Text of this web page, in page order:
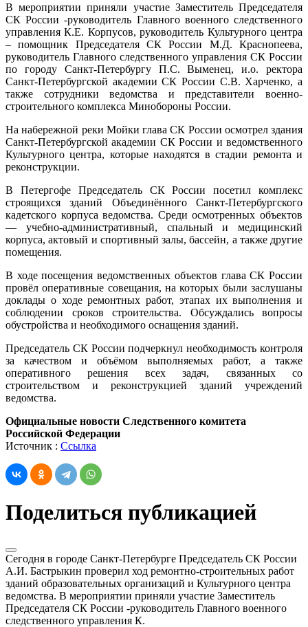
В мероприятии приняли участие Заместитель Председателя
СК России -руководитель Главного военного следственного
управления К.Е. Корпусов, руководитель Культурного центра
– помощник Председателя СК России М.Д. Краснопеева,
руководитель Главного следственного управления СК России
по городу Санкт-Петербургу П.С. Выменец, и.о. ректора
Санкт-Петербургской академии СК России С.В. Харченко, а
также сотрудники ведомства и представители военно-
строительного комплекса Минобороны России.
На набережной реки Мойки глава СК России осмотрел здания
Санкт-Петербургской академии СК России и ведомственного
Культурного центра, которые находятся в стадии ремонта и
реконструкции.
В Петергофе Председатель СК России посетил комплекс
строящихся зданий Объединённого Санкт-Петербургского
кадетского корпуса ведомства. Среди осмотренных объектов
— учебно-административный, спальный и медицинский
корпуса, актовый и спортивный залы, бассейн, а также другие
помещения.
В ходе посещения ведомственных объектов глава СК России
провёл оперативные совещания, на которых были заслушаны
доклады о ходе ремонтных работ, этапах их выполнения и
соблюдении сроков строительства. Обсуждались вопросы
обустройства и необходимого оснащения зданий.
Председатель СК России подчеркнул необходимость контроля
за качеством и объёмом выполняемых работ, а также
оперативного решения всех задач, связанных со
строительством и реконструкцией зданий учреждений
ведомства.
Официальные новости Следственного комитета
Российской Федерации
Источник : Ссылка
Поделиться публикацией
Сегодня в городе Санкт-Петербурге Председатель СК России
А.И. Бастрыкин проверил ход ремонтно-строительных работ
зданий образовательных организаций и Культурного центра
ведомства. В мероприятии приняли участие Заместитель
Председателя СК России -руководитель Главного военного
следственного управления К.